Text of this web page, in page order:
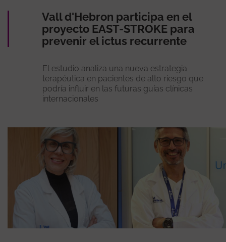
Vall d'Hebron participa en el
proyecto EAST-STROKE para
prevenir el ictus recurrente
El estudio analiza una nueva estrategia
terapéutica en pacientes de alto riesgo que
podría influir en las futuras guías clínicas
internacionales